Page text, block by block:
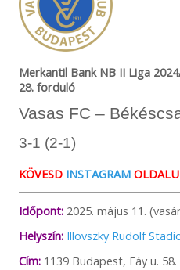
Merkantil Bank NB II Liga
28. forduló
Vasas FC –
3-1 (2-1)
KÖVESD INSTAGRAM
Időpont:2025. május 11.
Helyszín: Illovszky Rudolf
Cím:1139 Budapest, Fáy u. 58.